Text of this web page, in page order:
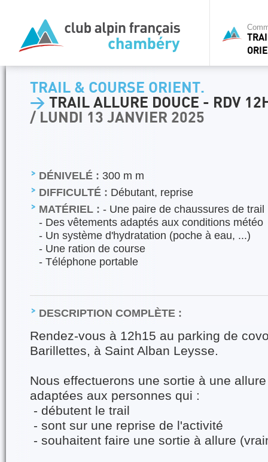
TRAIL & COURSE ORIENT.
> TRAIL ALLURE DOUCE - RDV
/ LUNDI 13 JANVIER 2025
DÉNIVELÉ : 300 m m
DIFFICULTÉ : Débutant, reprise
MATÉRIEL : - Une paire de chaussures de trail
- Des vêtements adaptés aux conditions météo
- Un système d'hydratation (poche à eau, ...)
- Une ration de course
- Téléphone portable
DESCRIPTION COMPLÈTE :
Rendez-vous à 12h15 au parking de
Barillettes, à Saint Alban Leysse.
Nous effectuerons une sortie à une
adaptées aux personnes qui :
- débutent le trail
- sont sur une reprise de l'activité
- souhaitent faire une sortie à allure